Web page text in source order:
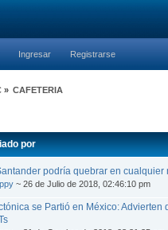
Ingresar Registrarse
» CAFETERIA
por
podría quebrar en cualquier
~ 26 de Julio de 2018, 02:46:10 pm
se Partió en México: Advierten